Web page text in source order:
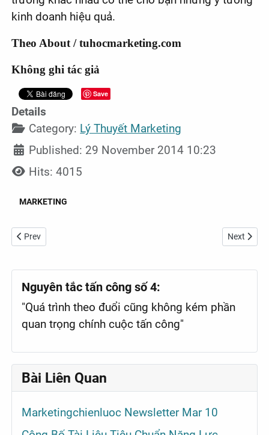
kinh doanh hiệu quả.
Theo About / tuhocmarketing.com
Không ghi tác giả
Save
Details
Category: Lý Thuyết Marketing
Published: 29 November 2014 10:23
Hits: 4015
MARKETING
Previous article: [Infographic] So sánh SEO vs PPC
Prev Next
Next
Nguyên tắc tấn công số 4:
"Quá trình theo đuổi cũng không kém phần
quan trọng chính cuộc tấn công"
Bài Liên Quan
Marketingchienluoc Newsletter Mar 10